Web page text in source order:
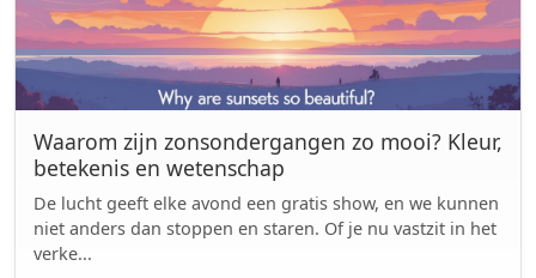
Waarom zijn zonsondergangen zo mooi? Kleur,
betekenis en wetenschap
De lucht geeft elke avond een gratis show, en we kunnen
niet anders dan stoppen en staren. Of je nu vastzit in het
verke...